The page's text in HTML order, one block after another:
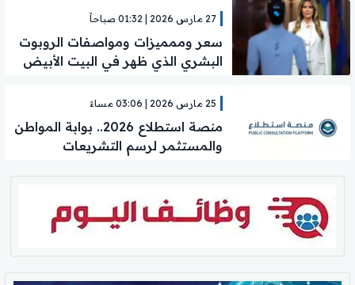
27 مارس 2026 | 01:32 صباحاً
سعر وممميزات ومواصفات الروبوت
البشري الذي ظهر في البيت الأبيض
25 مارس 2026 | 03:06 مساءً
منصة استطلاع 2026.. بوابة المواطن
والمستثمر لرسم التشريعات